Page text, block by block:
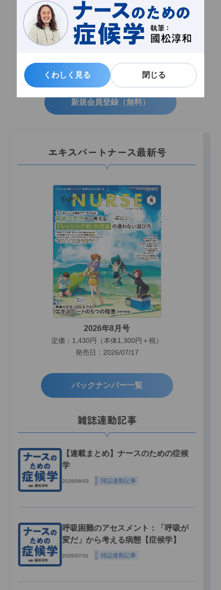
くわしく見る 閉じる
くわしく見る 閉じる
会員限定記事 お気に入り機能 メルマガ配信
新規会員登録（無料）
エキスパートナース最新号
2026年8月号
定価：1,430円（本体1,300円＋税）
発売日：2026/07/17
バックナンバー一覧
雑誌連動記事
【連載まとめ】ナースのための症候
学
2026/08/03 雑誌連動記事
呼吸困難のアセスメント：「呼吸が
変だ」から考える病態【症候学】
2026/07/31 雑誌連動記事